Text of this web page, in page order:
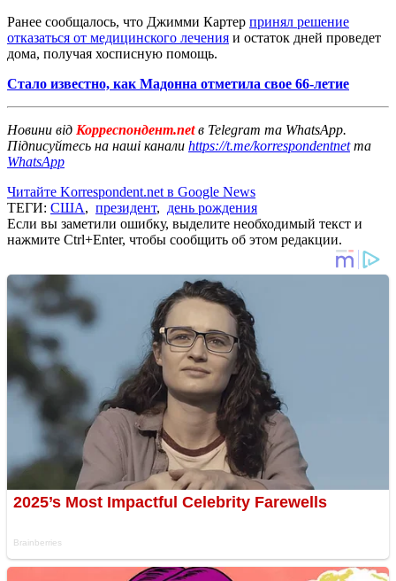
Ранее сообщалось, что Джимми Картер принял решение
отказаться от медицинского лечения и остаток дней проведет
дома, получая хосписную помощь.
Стало известно, как Мадонна отметила свое 66-летие
Новини від Корреспондент.netв Telegram та WhatsApp.
Підписуйтесь на наші канали https://t.me/korrespondentnetта
WhatsApp
Читайте Korrespondent.net в Google News
ТЕГИ: США, президент, день рождения
Если вы заметили ошибку, выделите необходимый текст и
нажмите Ctrl+Enter, чтобы сообщить об этом редакции.